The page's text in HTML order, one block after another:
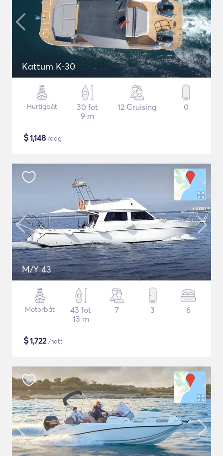
Kattum K-30
Hurtigbåt
30 fot
9 m
12 Cruising 0
$1,148 /dag
M/Y 43
Motorbåt
43 fot
13 m
7 3 6
$1,722/natt